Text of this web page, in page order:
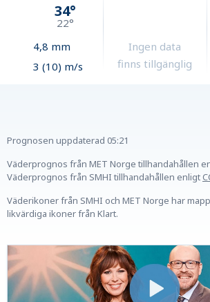
34°
22°
4,8 mm
3 (10) m/s
Ingen data
finns tillgänglig
Prognosen uppdaterad 05:21
Väderprognos från MET Norge tillhandahållen
Väderprognos från SMHI tillhandahållen enligt
Väderikoner från SMHI och MET Norge har
likvärdiga ikoner från Klart.